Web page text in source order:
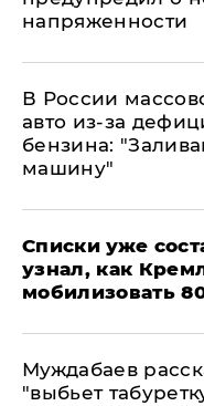
напряженности
В России
авто из-за
бензина:
машину"
Списки уже
узнал, как
мобилизовать
Муждабаев
"выбьет